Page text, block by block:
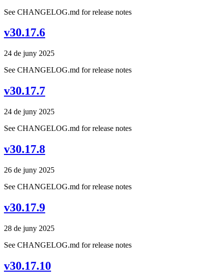
See CHANGELOG.md for release notes
v30.17.6
24 de juny 2025
See CHANGELOG.md for release notes
v30.17.7
24 de juny 2025
See CHANGELOG.md for release notes
v30.17.8
26 de juny 2025
See CHANGELOG.md for release notes
v30.17.9
28 de juny 2025
See CHANGELOG.md for release notes
v30.17.10